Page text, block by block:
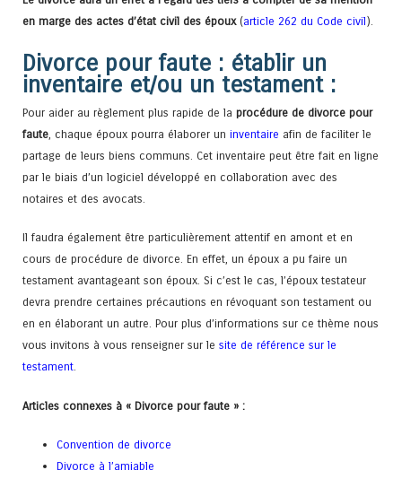
en marge des actes d’état civil des époux(article 262 du Code civil).
Divorce pour faute : établir un
inventaire et/ou un testament :
Pour aider au règlement plus rapide de la procédure de divorce pour
faute, chaque époux pourra élaborer un inventaire afin de faciliter le
partage de leurs biens communs. Cet inventaire peut être fait en ligne
par le biais d’un logiciel développé en collaboration avec des
notaires et des avocats.
Il faudra également être particulièrement attentif en amont et en
cours de procédure de divorce. En effet, un époux a pu faire un
testament avantageant son époux. Si c’est le cas, l’époux testateur
devra prendre certaines précautions en révoquant son testament ou
en en élaborant un autre. Pour plus d’informations sur ce thème nous
vous invitons à vous renseigner sur le site de référence sur le
testament.
Articles connexes à « Divorce pour faute » :
Convention de divorce
Divorce à l’amiable